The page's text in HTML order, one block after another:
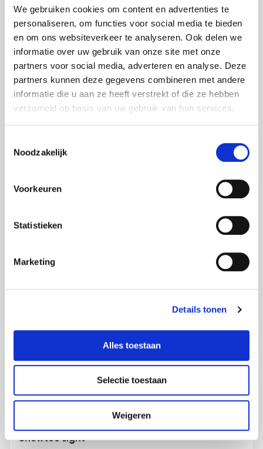
We gebruiken cookies om content en advertenties te
personaliseren, om functies voor social media te bieden
en om ons websiteverkeer te analyseren. Ook delen we
informatie over uw gebruik van onze site met onze
partners voor social media, adverteren en analyse. Deze
partners kunnen deze gegevens combineren met andere
informatie die u aan ze heeft verstrekt of die ze hebben
verzameld op basis van uw gebruik van hun services.
Noodzakelijk
Voorkeuren
Statistieken
Marketing
Details tonen
Alles toestaan
Selectie toestaan
Weigeren
LG Displays
LG Videowände
Martin Harman Licht
Meyer Sound Lautsprecher
MS Surface Hub 2S
Neumann Audio
Optoma Projektoren
Panasonic Projektoren
Philips Displays
Promethean Activ
Robert Juliat
Scala digital signage
Showtec Light